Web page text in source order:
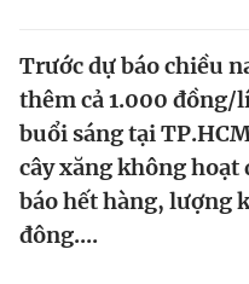
Video
Sản phẩm khác
Tiện ích
Trước dự báo chiều
thêm cả 1.000
buổi sáng tại
cây xăng không hoạt
báo hết hàng, lượng
đông....